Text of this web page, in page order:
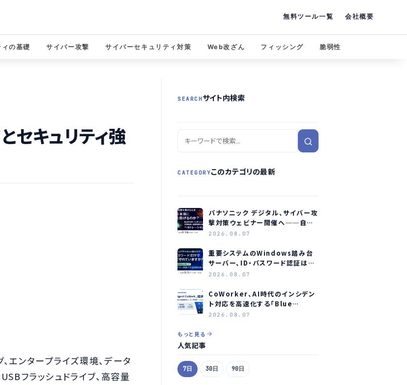
無料ツール一覧 会社概要
の基礎 サイバー攻撃 サイバーセキュリティ対策 Web改ざん フィッシング 脆弱性
セキュリティ強
ンタープライズ環境、データ
フラッシュドライブ、高容量
SEARCHサイト内検索
CATEGORYこのカテゴリの最新
パナソニック デジタル、サイバー攻
撃対策ウェビナー開催へ──自社
防御の実効性検証に焦点
2026.08.07
重要システムのWindows踏み台
サーバー、ID・パスワード認証は限
界か？ オーシャンブリッジとマジセ
2026.08.07
CoWorker、AI時代のインシデン
ト対応を高速化する「Blue
Agent CoWork」を提供開始
2026.08.07
もっと見る
人気記事
7日 30日 90日